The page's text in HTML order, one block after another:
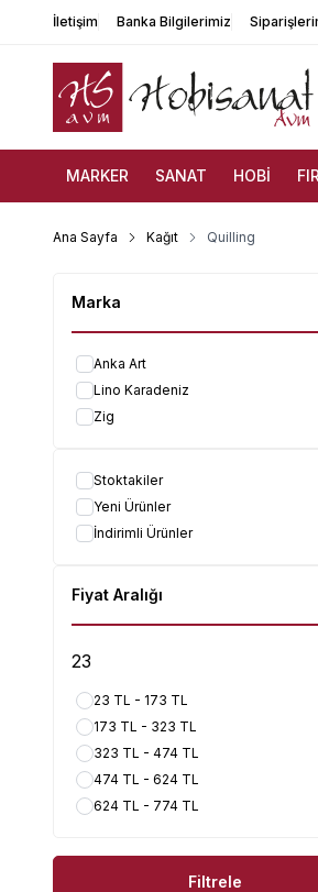
İletişim Banka Bilgilerimiz
MARKER SANAT HOBİ
Ana Sayfa Kağıt Quilling
Marka
Anka Art
Lino Karadeniz
Zig
Stoktakiler
Yeni Ürünler
İndirimli Ürünler
Fiyat Aralığı
23 TL - 173 TL
173 TL - 323 TL
323 TL - 474 TL
474 TL - 624 TL
624 TL - 774 TL
Filtrele